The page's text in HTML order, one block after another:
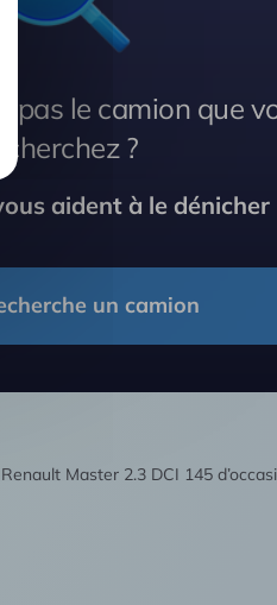
pas le camion que
recherchez ?
aident à le dénicher
un camion
Master 2.3 DCI 145